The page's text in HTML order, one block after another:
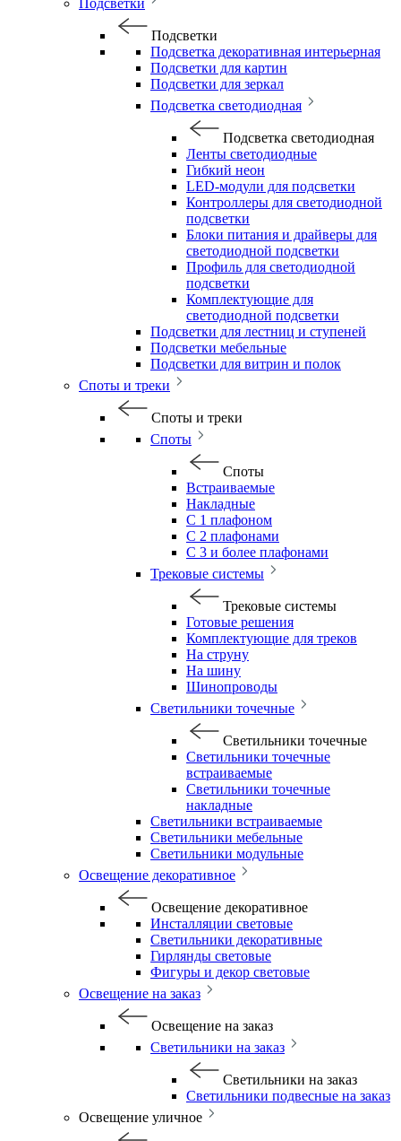
Подсветки
Подсветки
Подсветка декоративная интерьерная
Подсветки для картин
Подсветки для зеркал
Подсветка светодиодная
Подсветка светодиодная
Ленты светодиодные
Гибкий неон
LED-модули для подсветки
Контроллеры для светодиодной
подсветки
Блоки питания и драйверы для
светодиодной подсветки
Профиль для светодиодной
подсветки
Комплектующие для
светодиодной подсветки
Подсветки для лестниц и ступеней
Подсветки мебельные
Подсветки для витрин и полок
Споты и треки
Споты и треки
Споты
Споты
Встраиваемые
Накладные
С 1 плафоном
С 2 плафонами
С 3 и более плафонами
Трековые системы
Трековые системы
Готовые решения
Комплектующие для треков
На струну
На шину
Шинопроводы
Светильники точечные
Светильники точечные
Светильники точечные
встраиваемые
Светильники точечные
накладные
Светильники встраиваемые
Светильники мебельные
Светильники модульные
Освещение декоративное
Освещение декоративное
Инсталляции световые
Светильники декоративные
Гирлянды световые
Фигуры и декор световые
Освещение на заказ
Освещение на заказ
Светильники на заказ
Светильники на заказ
Светильники подвесные на заказ
Освещение уличное